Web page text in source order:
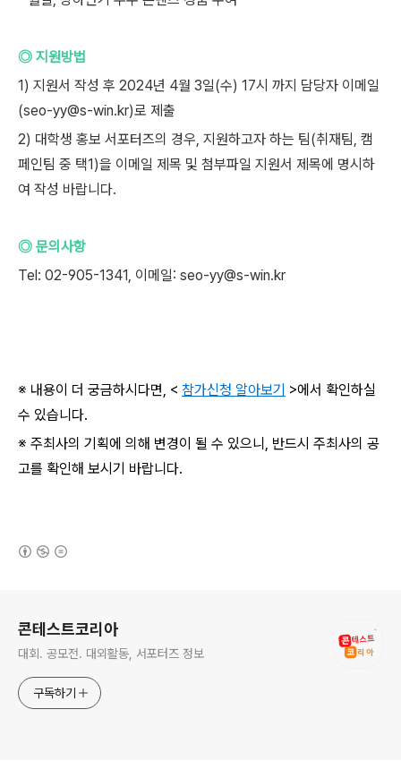
◎ 지원방법
1) 지원서 작성 후 2024년 4월 3일(수) 17시 까지 담당자 이메일
(seo-yy@s-win.kr)로 제출
2) 대학생 홍보 서포터즈의 경우, 지원하고자 하는 팀(취재팀, 캠
페인팀 중 택1)을 이메일 제목 및 첨부파일 지원서 제목에 명시하
여 작성 바랍니다.
◎ 문의사항
Tel: 02-905-1341, 이메일: seo-yy@s-win.kr
※ 내용이 더 궁금하시다면, < 참가신청 알아보기 >에서 확인하실
수 있습니다.
※ 주최사의 기획에 의해 변경이 될 수 있으니, 반드시 주최사의 공
고를 확인해 보시기 바랍니다.
콘테스트코리아
대회. 공모전. 대외활동, 서포터즈 정보
구독하기